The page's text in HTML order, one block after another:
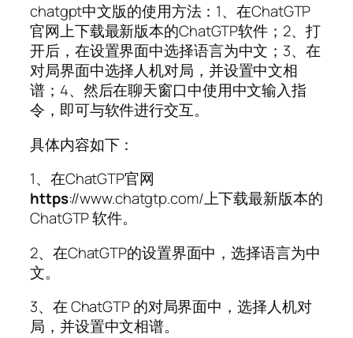
chatgpt中文版的使用方法：1、在ChatGTP
官网上下载最新版本的ChatGTP软件；2、打
开后，在设置界面中选择语言为中文；3、在
对局界面中选择人机对局，并设置中文相
谱；4、然后在聊天窗口中使用中文输入指
令，即可与软件进行交互。
具体内容如下：
1、在ChatGTP官网
https://www.chatgtp.com/上下载最新版本的
ChatGTP 软件。
2、在ChatGTP的设置界面中，选择语言为中
文。
3、在 ChatGTP 的对局界面中，选择人机对
局，并设置中文相谱。